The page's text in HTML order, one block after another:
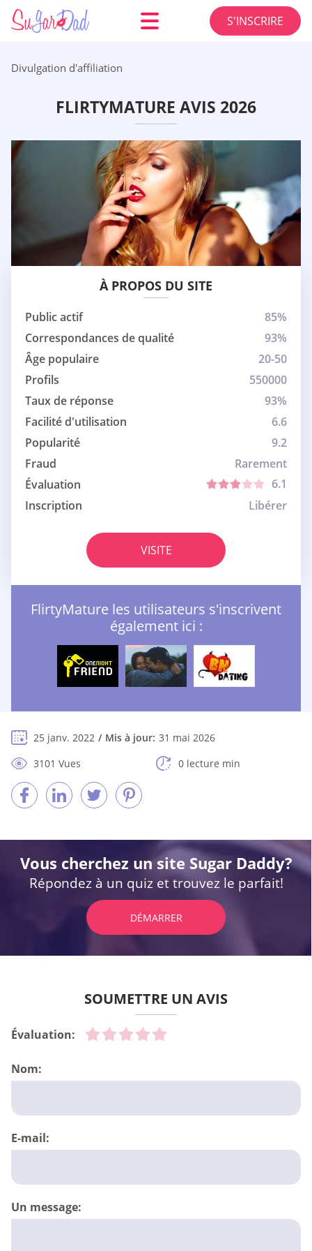
S'INSCRIRE
Divulgation d'affiliation
FLIRTYMATURE AVIS 2026
À PROPOS DU SITE
Public actif
85%
Correspondances de qualité
93%
Âge populaire
20-50
Profils
550000
Taux de réponse
93%
Facilité d'utilisation
6.6
Popularité
9.2
Fraud
Rarement
Évaluation
6.1
Inscription
Libérer
VISITE
FlirtyMature les utilisateurs s'inscrivent
également ici :
25 janv. 2022 Mis à jour: 31 mai 2026
3101 Vues
0 lecture min
Vous cherchez un site Sugar Daddy?
Répondez à un quiz et trouvez le parfait!
DÉMARRER
SOUMETTRE UN AVIS
Évaluation:
Nom:
E-mail:
Un message: